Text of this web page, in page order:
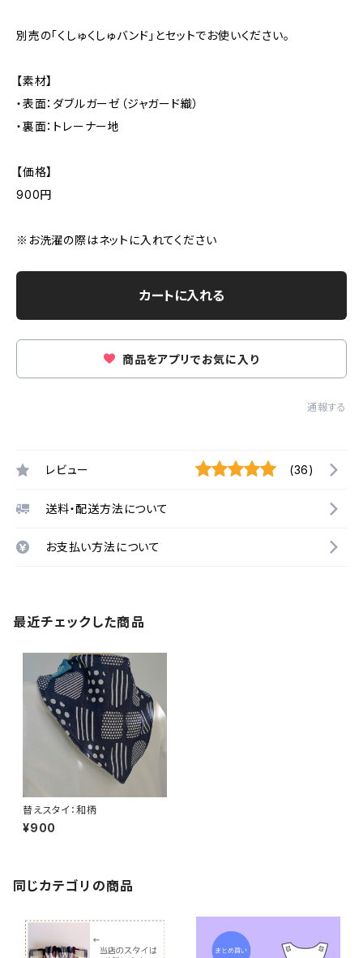
別売の「くしゅくしゅバンド」とセットでお使いください。
【素材】
・表面：ダブルガーゼ（ジャガード織）
・裏面：トレーナー地
【価格】
900円
※お洗濯の際はネットに入れてください
カートに入れる
商品をアプリでお気に入り
通報する
レビュー (36)
送料・配送方法について
お支払い方法について
最近チェックした商品
替えスタイ：和柄
¥900
同じカテゴリの商品